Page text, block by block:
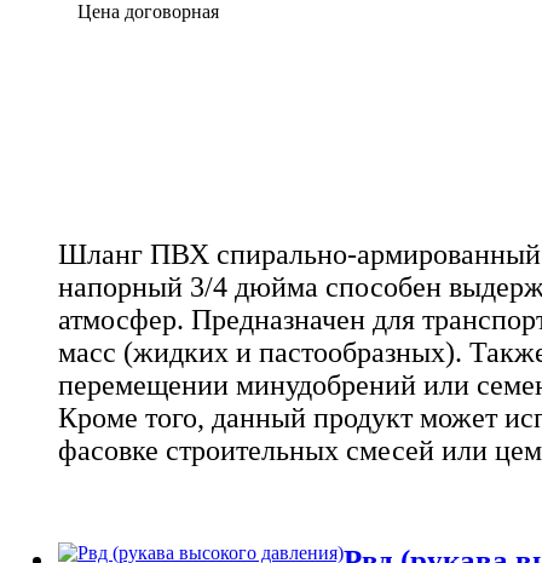
Цена договорная
Шланг ПВХ спирально-
напорный 3/4 дюйма способен
атмосфер. Предназначен для
масс (жидких и пастообразных).
перемещении минудобрений или
Кроме того, данный продукт может
фасовке строительных смесей или